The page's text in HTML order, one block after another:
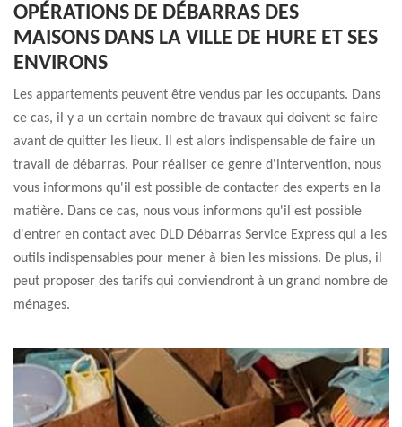
OPÉRATIONS DE DÉBARRAS DES
MAISONS DANS LA VILLE DE HURE ET SES
ENVIRONS
Les appartements peuvent être vendus par les occupants. Dans
ce cas, il y a un certain nombre de travaux qui doivent se faire
avant de quitter les lieux. Il est alors indispensable de faire un
travail de débarras. Pour réaliser ce genre d'intervention, nous
vous informons qu'il est possible de contacter des experts en la
matière. Dans ce cas, nous vous informons qu'il est possible
d'entrer en contact avec DLD Débarras Service Express qui a les
outils indispensables pour mener à bien les missions. De plus, il
peut proposer des tarifs qui conviendront à un grand nombre de
ménages.